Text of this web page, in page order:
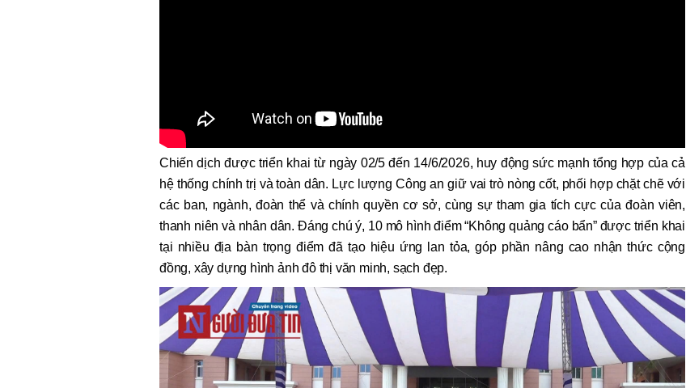
Chiến dịch được triển khai từ ngày 02/5 đến 14/6/2026, huy động sức mạnh tổng hợp của cả
hệ thống chính trị và toàn dân. Lực lượng Công an giữ vai trò nòng cốt, phối hợp chặt chẽ với
các ban, ngành, đoàn thể và chính quyền cơ sở, cùng sự tham gia tích cực của đoàn viên,
thanh niên và nhân dân. Đáng chú ý, 10 mô hình điểm “Không quảng cáo bẩn” được triển khai
tại nhiều địa bàn trọng điểm đã tạo hiệu ứng lan tỏa, góp phần nâng cao nhận thức cộng
đồng, xây dựng hình ảnh đô thị văn minh, sạch đẹp.